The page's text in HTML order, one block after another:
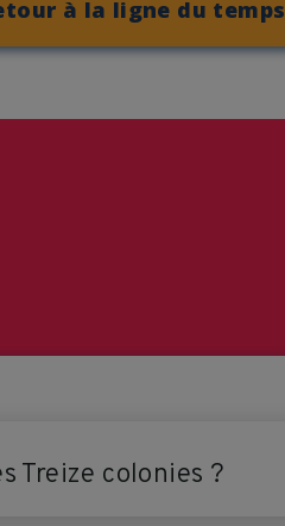
à la ligne du temps
Treize colonies ?